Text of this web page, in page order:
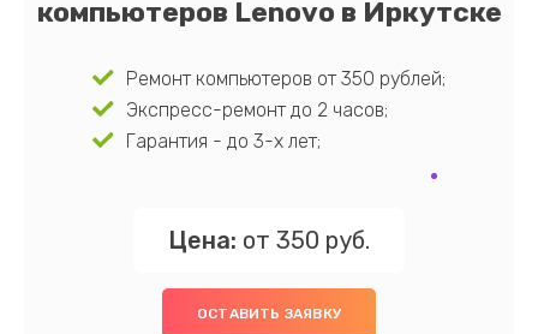
компьютеров Lenovo в Иркутске
Ремонт компьютеров от 350 рублей;
Экспресс-ремонт до 2 часов;
Гарантия - до 3-х лет;
Цена: от 350 руб.
ОСТАВИТЬ ЗАЯВКУ